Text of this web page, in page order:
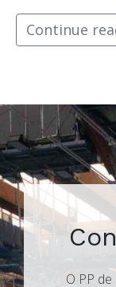
Continue
O PP